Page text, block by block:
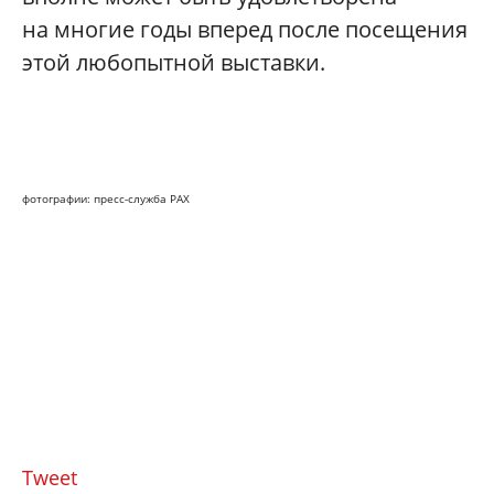
на многие годы вперед после посещения
этой любопытной выставки.
фотографии: пресс-служба РАХ
Tweet